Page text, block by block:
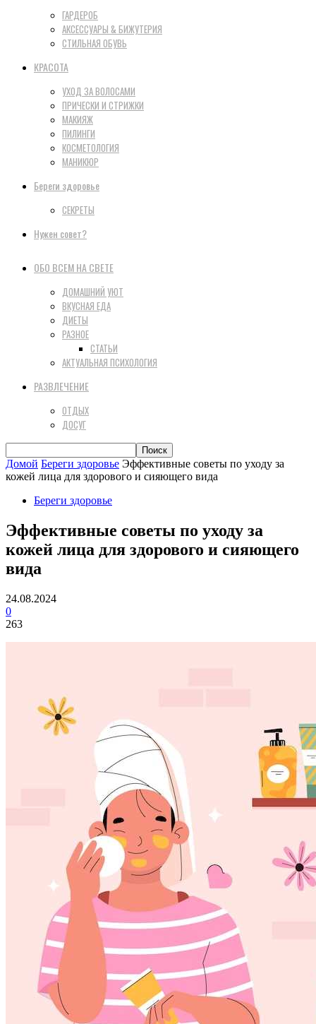
ГАРДЕРОБ
АКСЕССУАРЫ & БИЖУТЕРИЯ
СТИЛЬНАЯ ОБУВЬ
КРАСОТА
УХОД ЗА ВОЛОСАМИ
ПРИЧЕСКИ И СТРИЖКИ
МАКИЯЖ
ПИЛИНГИ
КОСМЕТОЛОГИЯ
МАНИКЮР
Береги здоровье
СЕКРЕТЫ
Нужен совет?
ОБО ВСЕМ НА СВЕТЕ
ДОМАШНИЙ УЮТ
ВКУСНАЯ ЕДА
ДИЕТЫ
РАЗНОЕ
СТАТЬИ
АКТУАЛЬНАЯ ПСИХОЛОГИЯ
РАЗВЛЕЧЕНИЕ
ОТДЫХ
ДОСУГ
Домой Береги здоровье Эффективные советы по уходу за
кожей лица для здорового и сияющего вида
Береги здоровье
Эффективные советы по уходу за
кожей лица для здорового и сияющего
вида
24.08.2024
0
263